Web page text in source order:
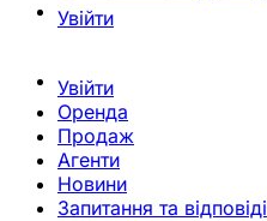
Увійти
Увійти
Оренда
Продаж
Агенти
Новини
Запитання та відповіді